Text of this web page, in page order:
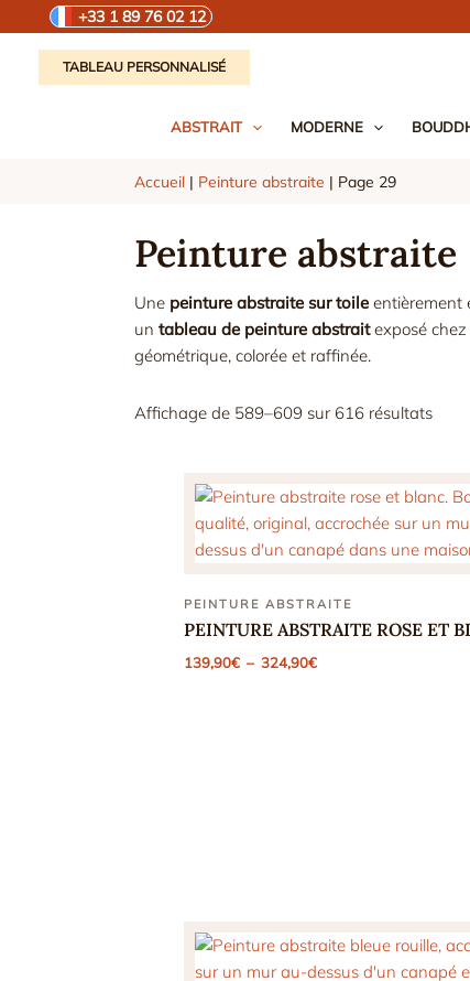
au
+33 1 89 76 02 12
TABLEAU PERSONNALISÉ
ABSTRAIT MODERNE
Accueil | Peinture abstraite | Page 29
Peinture abstraite
Une peinture abstraite sur toile entièrement
un tableau de peinture abstrait exposé
géométrique, colorée et raffinée.
Affichage de 589–609 sur 616 résultatsTrié
PEINTURE ABSTRAITE
PEINTURE ABSTRAITE ROSE ET
139,90€ – 324,90€Plage